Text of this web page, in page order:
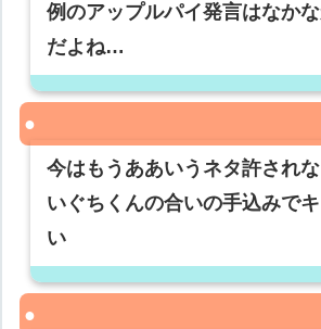
例のアップルパイ発言はなか
だよね…
今はもうああいうネタ許され
いぐちくんの合いの手込みで
い